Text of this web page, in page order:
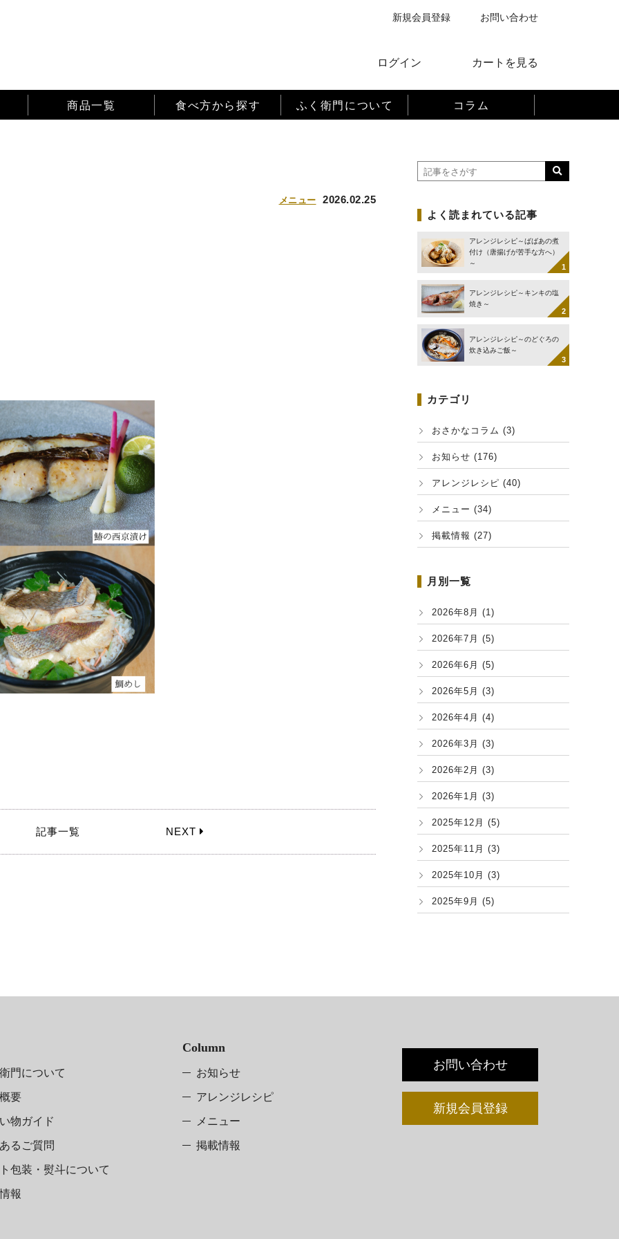
新規会員登録 お問い合わせ
ログイン カートを見る
商品一覧 食べ方から探す ふく衛門について コラム
メニュー 2026.02.25
記事一覧 NEXT
よく読まれている記事
アレンジレシピ～ばばあの煮
付け（唐揚げが苦手な方へ）
～
アレンジレシピ～キンキの塩
焼き～
アレンジレシピ～のどぐろの
炊き込みご飯～
カテゴリ
おさかなコラム (3)
お知らせ (176)
アレンジレシピ (40)
メニュー (34)
掲載情報 (27)
月別一覧
2026年8月 (1)
2026年7月 (5)
2026年6月 (5)
2026年5月 (3)
2026年4月 (4)
2026年3月 (3)
2026年2月 (3)
2026年1月 (3)
2025年12月 (5)
2025年11月 (3)
2025年10月 (3)
2025年9月 (5)
門について
要
物ガイド
るご質問
包装・熨斗について
報
Column
お知らせ
アレンジレシピ
メニュー
掲載情報
お問い合わせ
新規会員登録